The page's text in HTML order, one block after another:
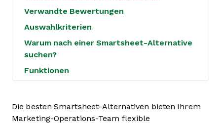
Verwandte Bewertungen
Auswahlkriterien
Warum nach einer Smartsheet-Alternative
suchen?
Funktionen
Die besten Smartsheet-Alternativen bieten Ihrem
Marketing-Operations-Team flexible